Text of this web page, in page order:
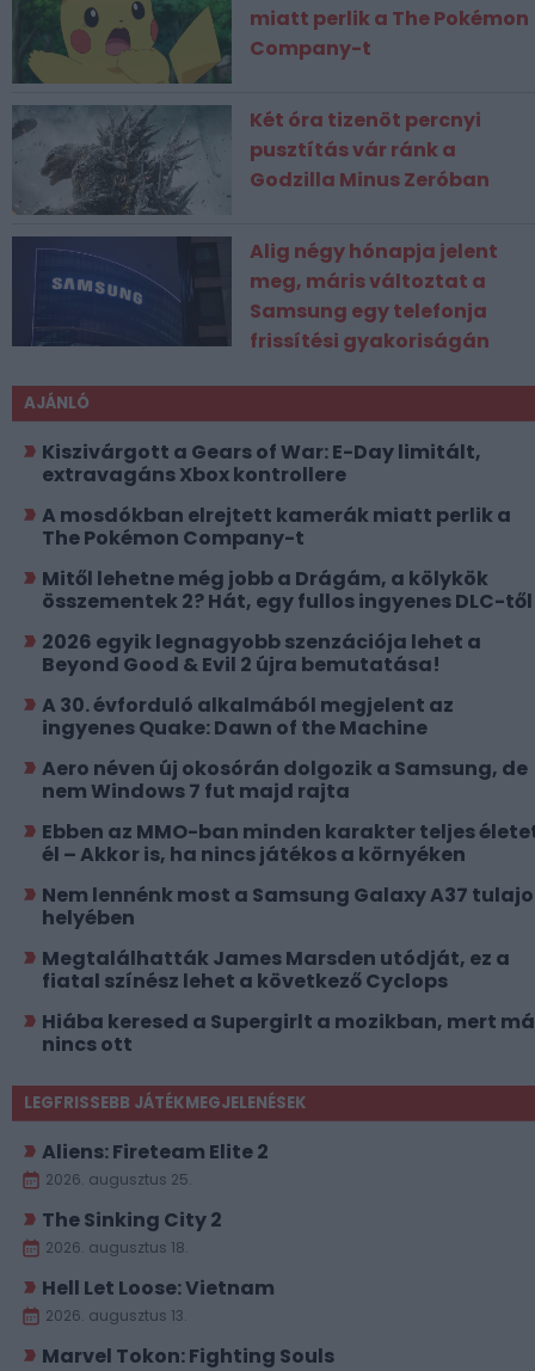
miatt perlik a The Pokémon
Company-t
Két óra tizenöt percnyi
pusztítás vár ránk a
Godzilla Minus Zeróban
Alig négy hónapja jelent
meg, máris változtat a
Samsung egy telefonja
frissítési gyakoriságán
AJÁNLÓ
Kiszivárgott a Gears of War: E-Day limitált,
extravagáns Xbox kontrollere
A mosdókban elrejtett kamerák miatt perlik a
The Pokémon Company-t
Mitől lehetne még jobb a Drágám, a kölykök
összementek 2? Hát, egy fullos ingyenes DLC-
2026 egyik legnagyobb szenzációja lehet a
Beyond Good & Evil 2 újra bemutatása!
A 30. évforduló alkalmából megjelent az
ingyenes Quake: Dawn of the Machine
Aero néven új okosórán dolgozik a Samsung, de
nem Windows 7 fut majd rajta
Ebben az MMO-ban minden karakter teljes
él – Akkor is, ha nincs játékos a környéken
Nem lennénk most a Samsung Galaxy A37
helyében
Megtalálhatták James Marsden utódját, ez a
fiatal színész lehet a következő Cyclops
Hiába keresed a Supergirlt a mozikban, mert
nincs ott
LEGFRISSEBB JÁTÉKMEGJELENÉSEK
Aliens: Fireteam Elite 2
2026. augusztus 25.
The Sinking City 2
2026. augusztus 18.
Hell Let Loose: Vietnam
2026. augusztus 13.
Marvel Tokon: Fighting Souls